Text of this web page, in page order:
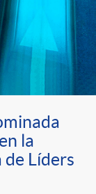
la
de Líders